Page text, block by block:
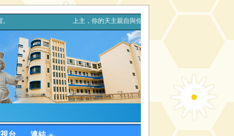
仰的旅程。 上主，你的天主親自與你同行，決不拋棄你，也決
台 連結